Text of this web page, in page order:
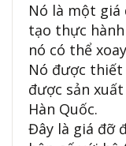
Nó là một giá
tạo thực
nó có thể
Nó được thiết
được sản
Hàn Quốc.
Đây là giá đỡ